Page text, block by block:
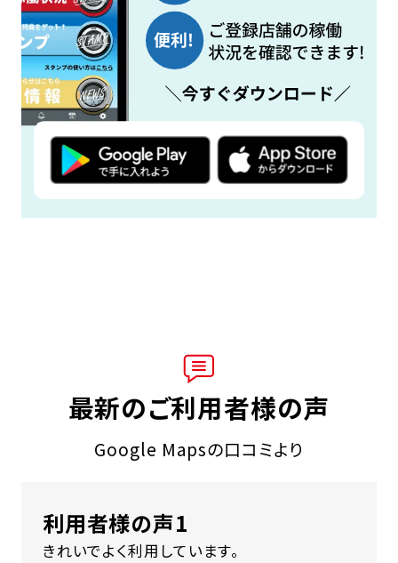
最新のご利用者様の声
Google Mapsの口コミより
利用者様の声1
きれいでよく利用しています。